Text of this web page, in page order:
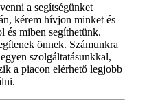
a segítségünket
kérem hívjon minket és
és miben segíthetünk.
önnek. Számunkra
szolgáltatásunkkal,
a piacon elérhető legjobb